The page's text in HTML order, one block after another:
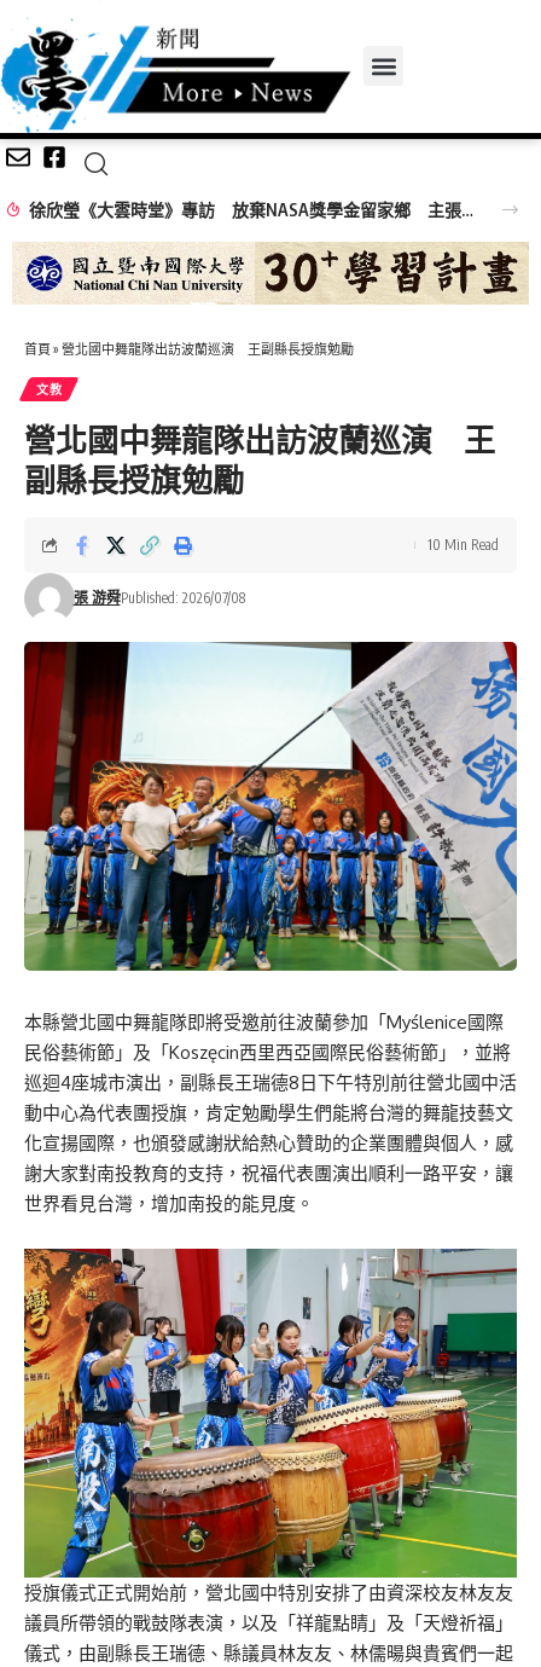
徐欣瑩《大雲時堂》專訪 放棄NASA獎學金留家鄉 主張雙AI治縣讓城市更科技更有愛
首頁 » 營北國中舞龍隊出訪波蘭巡演 王副縣長授旗勉勵
文教
營北國中舞龍隊出訪波蘭巡演 王
副縣長授旗勉勵
張 游舜Published: 2026/07/08
10 Min Read
本縣營北國中舞龍隊即將受邀前往波蘭參加「Myślenice國際
民俗藝術節」及「Koszęcin西里西亞國際民俗藝術節」，並將
巡迴4座城市演出，副縣長王瑞德8日下午特別前往營北國中活
動中心為代表團授旗，肯定勉勵學生們能將台灣的舞龍技藝文
化宣揚國際，也頒發感謝狀給熱心贊助的企業團體與個人，感
謝大家對南投教育的支持，祝福代表團演出順利一路平安，讓
世界看見台灣，增加南投的能見度。
授旗儀式正式開始前，營北國中特別安排了由資深校友林友友
議員所帶領的戰鼓隊表演，以及「祥龍點睛」及「天燈祈福」
儀式，由副縣長王瑞德、縣議員林友友、林儒暘與貴賓們一起